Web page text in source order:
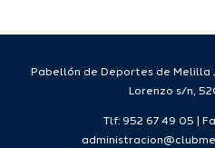
Pabellón de Deportes de Melilla
Lorenzo s/n,
Tlf: 952 67 49 05 |